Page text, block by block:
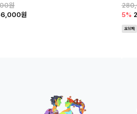
원
원
5%
오브제